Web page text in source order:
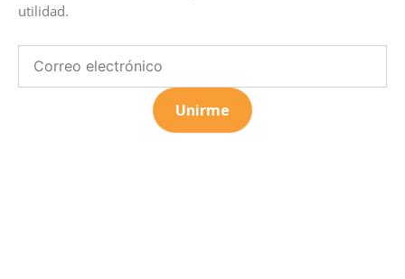
utilidad.
Unirme